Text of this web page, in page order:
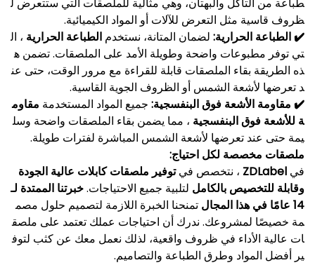
ظروف قاسية مثل التعرض للآلات أو المواد الكيميائية.
✔️الطباعة الحرارية: لضمان المتانة، نستخدم الطباعة الحرارية ، ال
تي توفر مطبوعات واضحة وطويلة الأمد على الملصقات. تضمن ه
ذه الطريقة بقاء الملصقات قابلة للقراءة مع مرور الوقت، حتى عن
د تعرضها لأشعة الشمس أو الظروف الجوية القاسية.
✔️ مقاومة الأشعة فوق البنفسجية: جميع المواد المستخدمة مقاوم
ة للأشعة فوق البنفسجية ، مما يضمن بقاء الملصقات واضحة وسل
يمة حتى عند تعرضها لأشعة الشمس المباشرة لفترات طويلة.
ملصقات مخصصة لكل احتياج:
في ZDLabel ، نتخصص فيتوفير ملصقات كابلات عالية الجودة
وقابلة للتخصيص بالكامل لتلبية جميع الاحتياجات.خبرتنا الممتدة لـ
14 عامًا في هذا المجال
تمنحنا الخبرة اللازمة لتصميم حلول مصم
مة خصيصًا لمشروعك. ندرك أن احتياجات عملك تعتمد على ملصق
ات عالية الأداء في ظروف واقعية، لذلك نعمل معك عن كثب لتوف
ير أفضل المواد وطرق الطباعة والتصاميم.